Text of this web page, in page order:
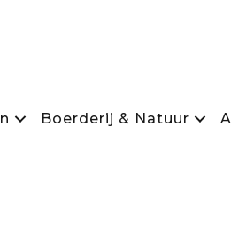
Boerderij & Natuur